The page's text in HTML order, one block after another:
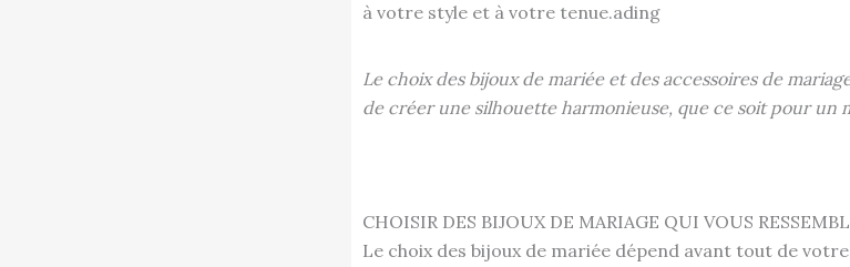
à votre style et à votre tenue.ading
Le choix des bijoux de mariée et des accessoires de
de créer une silhouette harmonieuse, que ce soit pour un
CHOISIR DES BIJOUX DE MARIAGE QUI VOUS
Le choix des bijoux de mariée dépend avant tout de